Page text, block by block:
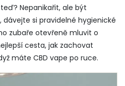
Nepanikařit, ale být
dávejte si pravidelné hygienické
zubaře otevřeně mluvit o
cesta, jak zachovat
máte CBD vape po ruce.